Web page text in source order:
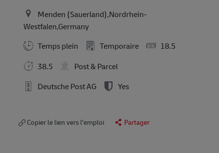
Menden (Sauerland),Nordrhein-
Westfalen,Germany
Temps plein
Temporaire
18.5
38.5
Post & Parcel
Deutsche Post AG
Yes
Copier le lien vers l’emploi Partager